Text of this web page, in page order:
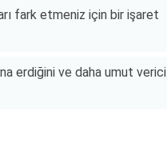
fark etmeniz için bir işaret
erdiğini ve daha umut verici